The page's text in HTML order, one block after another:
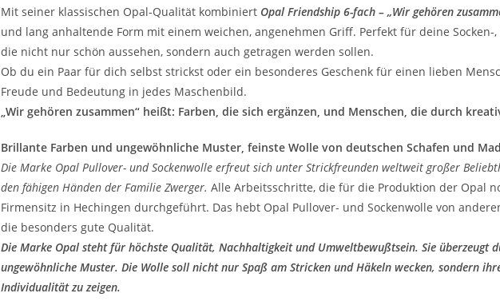
Mit seiner klassischen Opal-Qualität kombiniert Opal Friendship 6-fach – „Wir gehören
und lang anhaltende Form mit einem weichen, angenehmen Griff. Perfekt für deine Socken-
die nicht nur schön aussehen, sondern auch getragen werden sollen.
Ob du ein Paar für dich selbst strickst oder ein besonderes Geschenk für einen lieben
Freude und Bedeutung in jedes Maschenbild.
„Wir gehören zusammen“ heißt: Farben, die sich ergänzen, und Menschen, die durch
Brillante Farben und ungewöhnliche Muster, feinste Wolle von deutschen Schafen und
Die Marke Opal Pullover- und Sockenwolle erfreut sich unter Strickfreunden weltweit großer
den fähigen Händen der Familie Zwerger. Alle Arbeitsschritte, die für die Produktion der Opal
Firmensitz in Hechingen durchgeführt. Das hebt Opal Pullover- und Sockenwolle von
die besonders gute Qualität.
Die Marke Opal steht für höchste Qualität, Nachhaltigkeit und Umweltbewußtsein. Sie überzeugt
ungewöhnliche Muster. Die Wolle soll nicht nur Spaß am Stricken und Häkeln wecken, sondern
Individualität zu zeigen.